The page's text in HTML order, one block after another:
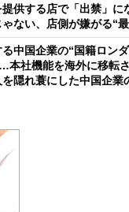
提供する店で「出禁」
ゃない、店側が嫌がる“
る中国企業の“国籍ロン
本社機能を海外に移転
隠れ蓑にした中国企業